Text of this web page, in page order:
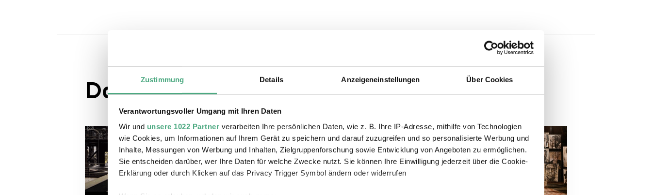
Zustimmung Details Anzeigeneinstellungen Über Cookies
Verantwortungsvoller Umgang mit Ihren Daten
Wir und unsere 1022 Partner verarbeiten Ihre persönlichen Daten, wie z. B. Ihre IP-Adresse, mithilfe von Technologien
wie Cookies, um Informationen auf Ihrem Gerät zu speichern und darauf zuzugreifen und so personalisierte Werbung und
Inhalte, Messungen von Werbung und Inhalten, Zielgruppenforschung sowie Entwicklung von Angeboten zu ermöglichen.
Sie entscheiden darüber, wer Ihre Daten für welche Zwecke nutzt. Sie können Ihre Einwilligung jederzeit über die Cookie-
Erklärung oder durch Klicken auf das Privacy Trigger Symbol ändern oder widerrufen
Das könnte Sie auch interessieren